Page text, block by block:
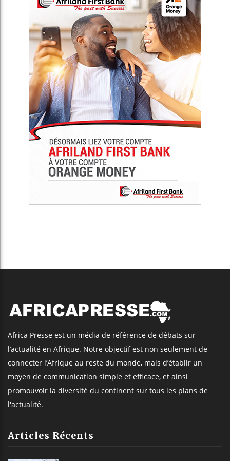
Africa Presse est un média de référence de débats sur
l’actualité en Afrique. Notre objectif est non seulement de
connecter l’Afrique au reste du monde, mais d’établir un
moyen de communication simple et efficace, et ainsi
promouvoir la diversité du continent sur tous les plans de
l'actualité.
Articles Récents